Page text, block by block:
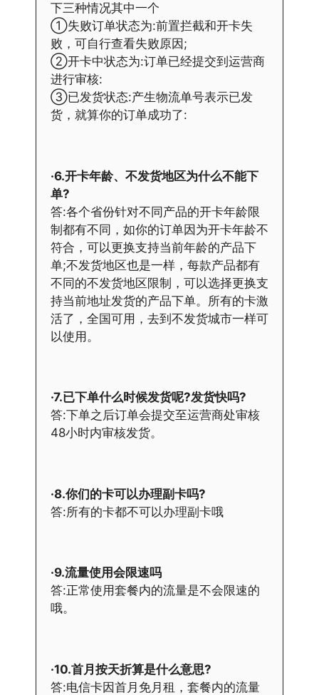
下三种情况其中一个
①失败订单状态为:前置拦截和开卡失
败，可自行查看失败原因;
②开卡中状态为:订单已经提交到运营商
进行审核:
③已发货状态:产生物流单号表示已发
货，就算你的订单成功了:
·6.开卡年龄、不发货地区为什么不能下
单?
答:各个省份针对不同产品的开卡年龄限
制都有不同，如你的订单因为开卡年龄不
符合，可以更换支持当前年龄的产品下
单;不发货地区也是一样，每款产品都有
不同的不发货地区限制，可以选择更换支
持当前地址发货的产品下单。所有的卡激
活了，全国可用，去到不发货城市一样可
以使用。
·7.已下单什么时候发货呢?发货快吗?
答:下单之后订单会提交至运营商处审核
48小时内审核发货。
·8.你们的卡可以办理副卡吗?
答:所有的卡都不可以办理副卡哦
·9.流量使用会限速吗
答:正常使用套餐内的流量是不会限速的
哦。
·10.首月按天折算是什么意思?
答:电信卡因首月免月租，套餐内的流量